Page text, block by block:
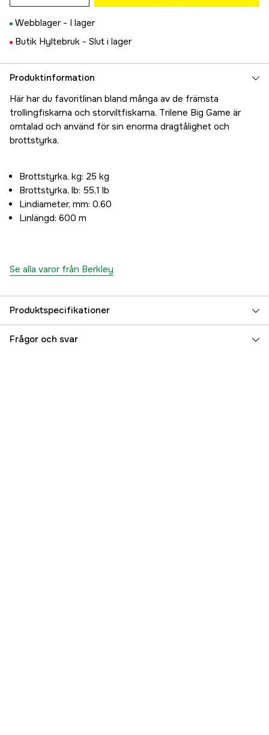
Webblager - I lager
Butik Hyltebruk - Slut i lager
Produktinformation
Här har du favoritlinan bland många av de främsta
trollingfiskarna och storviltfiskarna. Trilene Big Game är
omtalad och använd för sin enorma dragtålighet och
brottstyrka.
Brottstyrka, kg: 25 kg
Brottstyrka, lb: 55,1 lb
Lindiameter, mm: 0.60
Linlängd: 600 m
Se alla varor från Berkley
Produktspecifikationer
Linfärg Clear
Frågor och svar